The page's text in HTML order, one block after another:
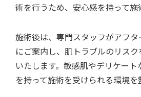
術を行うため、安心感を持って施
施術後は、専門スタッフがアフ
にご案内し、肌トラブルのリス
いたします。敏感肌やデリケー
を持って施術を受けられる環境を